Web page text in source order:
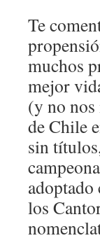
Te
muchos
mejor
(y no
de Chile
sin
los